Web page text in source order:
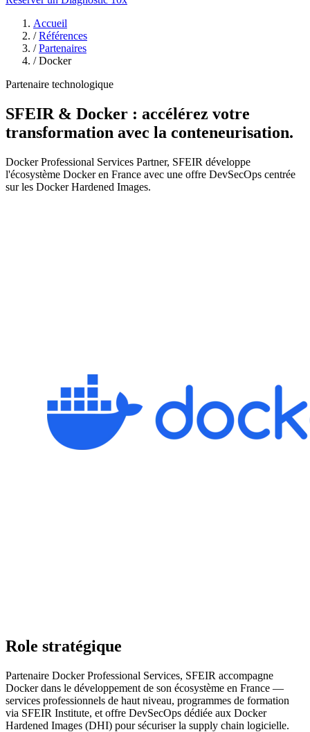
Accueil
/ Références
/ Partenaires
/ Docker
Partenaire technologique
SFEIR & Docker : accélérez votre
transformation avec la conteneurisation.
Docker Professional Services Partner, SFEIR développe
l'écosystème Docker en France avec une offre DevSecOps centrée
sur les Docker Hardened Images.
Role stratégique
Partenaire Docker Professional Services, SFEIR accompagne
Docker dans le développement de son écosystème en France —
services professionnels de haut niveau, programmes de formation
via SFEIR Institute, et offre DevSecOps dédiée aux Docker
Hardened Images (DHI) pour sécuriser la supply chain logicielle.